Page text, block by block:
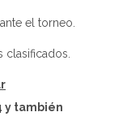
el torneo.
clasificados.
y también